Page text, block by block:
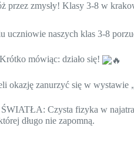
przez zmysły! Klasy 3-8 w
uczniowie naszych klas 3-8
mówiąc: działo się!
okazję zanurzyć się w wystawie
Czysta fizyka w
długo nie zapomną.